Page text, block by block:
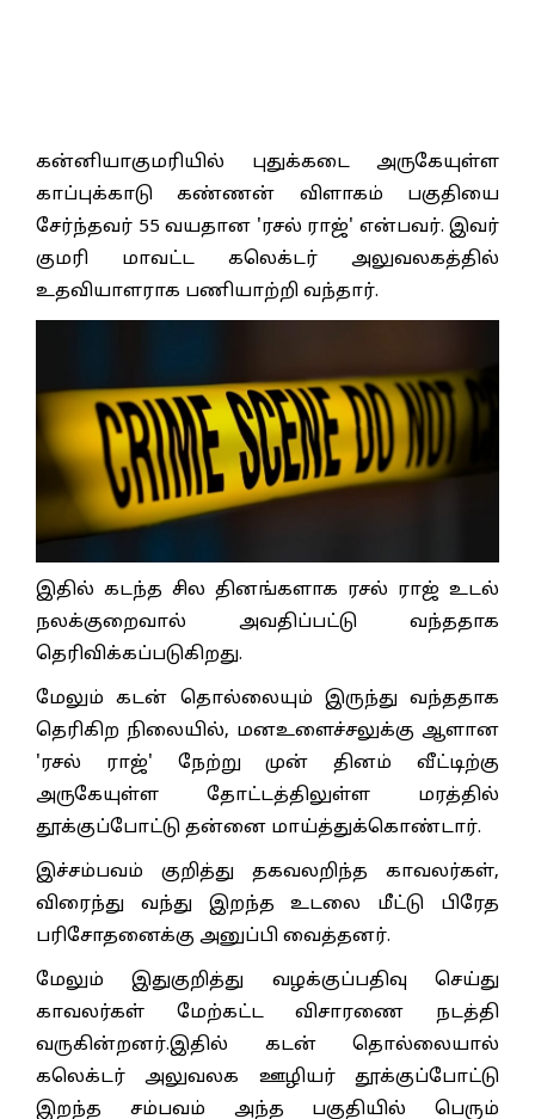
கன்னியாகுமரியில் புதுக்கடை அருகேயுள்ள
காப்புக்காடு கண்ணன் விளாகம் பகுதியை
சேர்ந்தவர் 55 வயதான 'ரசல் ராஜ்' என்பவர். இவர்
குமரி மாவட்ட கலெக்டர் அலுவலகத்தில்
உதவியாளராக பணியாற்றி வந்தார்.
இதில் கடந்த சில தினங்களாக ரசல் ராஜ் உடல்
நலக்குறைவால் அவதிப்பட்டு வந்ததாக
தெரிவிக்கப்படுகிறது.
மேலும் கடன் தொல்லையும் இருந்து வந்ததாக
தெரிகிற நிலையில், மனஉளைச்சலுக்கு ஆளான
'ரசல் ராஜ்' நேற்று முன் தினம் வீட்டிற்கு
அருகேயுள்ள தோட்டத்திலுள்ள மரத்தில்
தூக்குப்போட்டு தன்னை மாய்த்துக்கொண்டார்.
இச்சம்பவம் குறித்து தகவலறிந்த காவலர்கள்,
விரைந்து வந்து இறந்த உடலை மீட்டு பிரேத
பரிசோதனைக்கு அனுப்பி வைத்தனர்.
மேலும் இதுகுறித்து வழக்குப்பதிவு செய்து
காவலர்கள் மேற்கட்ட விசாரணை நடத்தி
வருகின்றனர்.இதில் கடன் தொல்லையால்
கலெக்டர் அலுவலக ஊழியர் தூக்குப்போட்டு
இறந்த சம்பவம் அந்த பகுதியில் பெரும்